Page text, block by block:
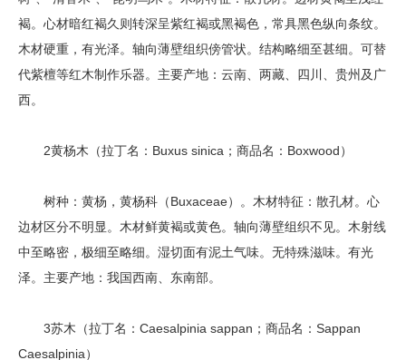
褐。心材暗红褐久则转深呈紫红褐或黑褐色，常具黑色纵向条纹。
木材硬重，有光泽。轴向薄壁组织傍管状。结构略细至甚细。可替
代紫檀等红木制作乐器。主要产地：云南、两藏、四川、贵州及广
西。
2黄杨木（拉丁名：Buxus sinica；商品名：Boxwood）
树种：黄杨，黄杨科（Buxaceae）。木材特征：散孔材。心
边材区分不明显。木材鲜黄褐或黄色。轴向薄壁组织不见。木射线
中至略密，极细至略细。湿切面有泥土气味。无特殊滋味。有光
泽。主要产地：我国西南、东南部。
3苏木（拉丁名：Caesalpinia sappan；商品名：Sappan
Caesalpinia）